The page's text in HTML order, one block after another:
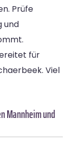
Prüfe
und
für
Viel
Mannheim und